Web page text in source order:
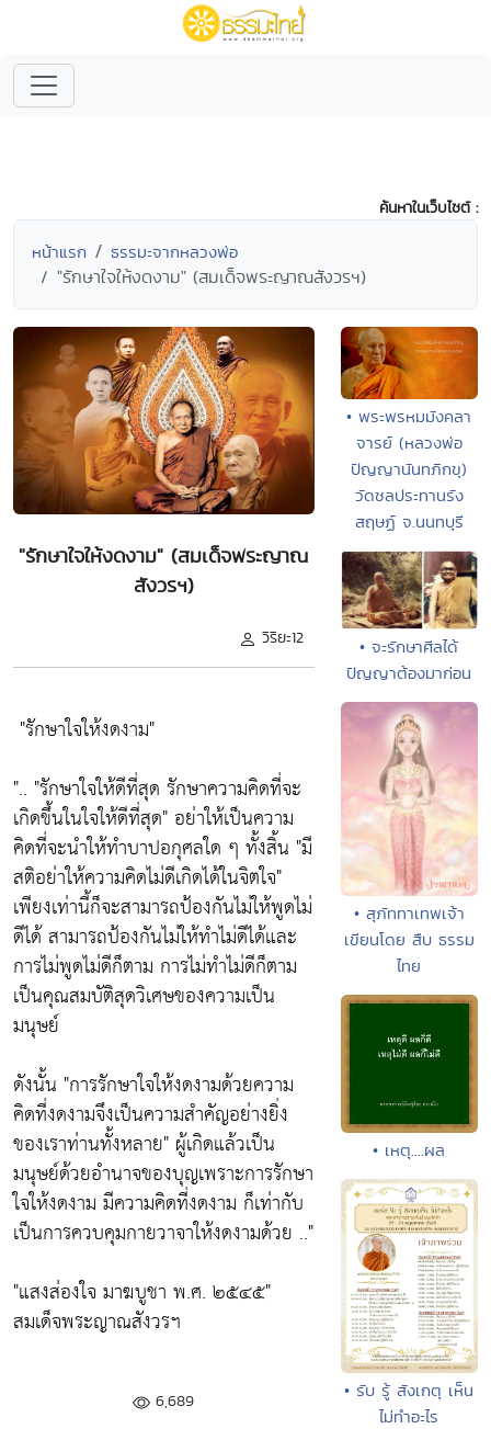
ค้นหาในเว็บไซต์ :
หน้าแรก ธรรมะจากหลวงพ่อ
"รักษาใจให้งดงาม" (สมเด็จพระญาณสังวรฯ)
"รักษาใจให้งดงาม" (สมเด็จพระญาณ
สังวรฯ)
วิริยะ12
"รักษาใจให้งดงาม"
".. "รักษาใจให้ดีที่สุด รักษาความคิดที่จะ
เกิดขึ้นในใจให้ดีที่สุด"อย่าให้เป็นความ
คิดที่จะนำให้ทำบาปอกุศลใด ๆ ทั้งสิ้น "มี
สติอย่าให้ความคิดไม่ดีเกิดได้ในจิตใจ"
เพียงเท่านี้ก็จะสามารถป้องกันไม่ให้พูดไม่
ดีได้ สามารถป้องกันไม่ให้ทำไม่ดีได้และ
การไม่พูดไม่ดีก็ตาม การไม่ทำไม่ดีก็ตาม
เป็นคุณสมบัติสุดวิเศษของความเป็น
มนุษย์
ดังนั้น "การรักษาใจให้งดงามด้วยความ
คิดที่งดงามจึงเป็นความสำคัญอย่างยิ่ง
ของเราท่านทั้งหลาย" ผู้เกิดแล้วเป็น
มนุษย์ด้วยอำนาจของบุญเพราะการรักษา
ใจให้งดงาม มีความคิดที่งดงาม ก็เท่ากับ
เป็นการควบคุมกายวาจาให้งดงามด้วย .."
"แสงส่องใจ มาฆบูชา พ.ศ. ๒๕๔๕"
สมเด็จพระญาณสังวรฯ
6,689
• พระพรหมมังคลา
จารย์ (หลวงพ่อ
ปัญญานันทภิกขุ)
วัดชลประทานรัง
สฤษฏ์ จ.นนทบุรี
• จะรักษาศีลได้
ปัญญาต้องมาก่อน
• สุภัททาเทพเจ้า
เขียนโดย สืบ ธรรม
ไทย
• เหตุ....ผล
• รับ รู้ สังเกตุ เห็น
ไม่ทำอะไร